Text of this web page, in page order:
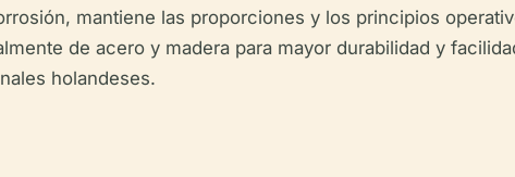
mantiene las proporciones y los principios
de acero y madera para mayor durabilidad y
holandeses.